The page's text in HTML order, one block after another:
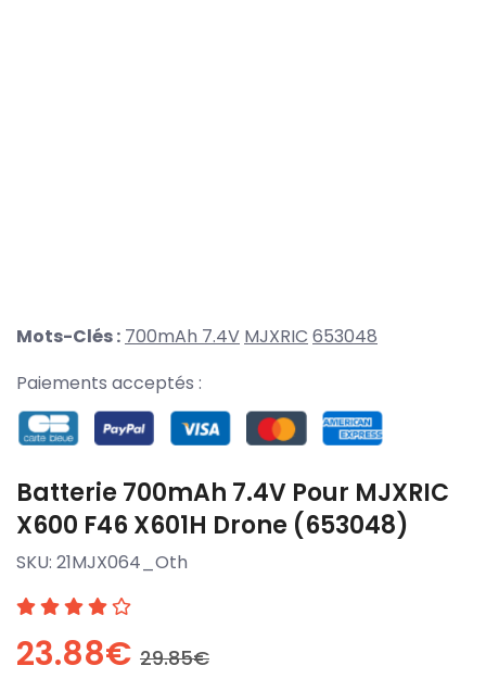
Mots-Clés : 700mAh 7.4V MJXRIC 653048
Paiements acceptés :
Batterie 700mAh 7.4V Pour MJXRIC
X600 F46 X601H Drone (653048)
SKU: 21MJX064_Oth
23.88€ 29.85€